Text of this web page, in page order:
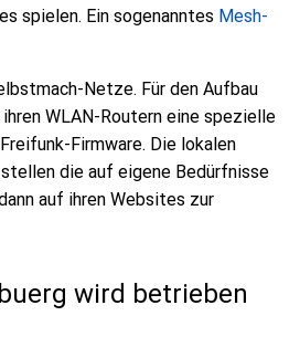
spielen. Ein sogenanntes Mesh-
Netze. Für den Aufbau
WLAN-Routern eine spezielle
Firmware. Die lokalen
die auf eigene Bedürfnisse
auf ihren Websites zur
wird betrieben